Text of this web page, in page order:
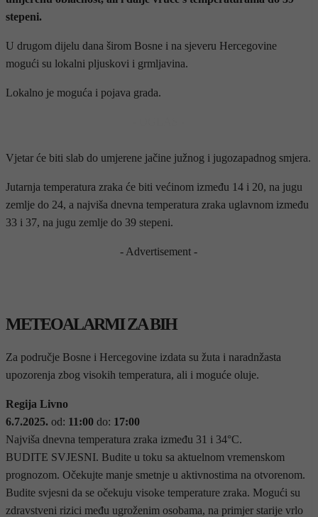
stepeni.
U drugom dijelu dana širom Bosne i na sjeveru Hercegovine
mogući su lokalni pljuskovi i grmljavina.
Lokalno je moguća i pojava grada.
Vjetar će biti slab do umjerene jačine južnog i jugozapadnog smjera.
Jutarnja temperatura zraka će biti većinom između 14 i 20, na jugu
zemlje do 24, a najviša dnevna temperatura zraka uglavnom između
33 i 37, na jugu zemlje do 39 stepeni.
- Advertisement -
METEOALARMI ZA BIH
Za područje Bosne i Hercegovine izdata su žuta i naradnžasta
upozorenja zbog visokih temperatura, ali i moguće oluje.
Regija Livno
6.7.2025. od: 11:00 do: 17:00
Najviša dnevna temperatura zraka između 31 i 34°C.
BUDITE SVJESNI. Budite u toku sa aktuelnom vremenskom
prognozom. Očekujte manje smetnje u aktivnostima na otvorenom.
Budite svjesni da se očekuju visoke temperature zraka. Mogući su
zdravstveni rizici među ugroženim osobama, na primjer starije vrlo